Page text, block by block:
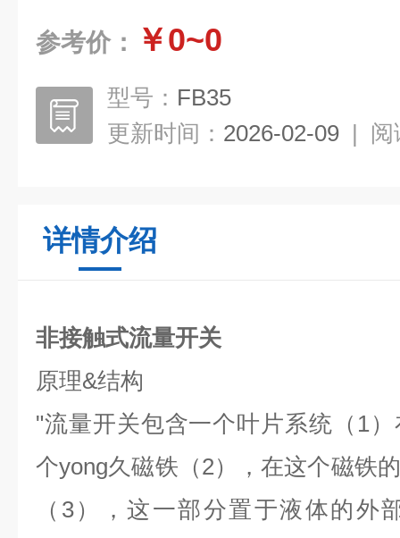
参考价： ￥0~0
型号： FB35
更新时间： 2026-02-09 | 阅
详情介绍
非接触式流量开关
原理&结构
"流量开关包含一个叶片系统（ 1）
个yong久磁铁（2），在这个磁铁
（ 3），这一部分置于液体的外